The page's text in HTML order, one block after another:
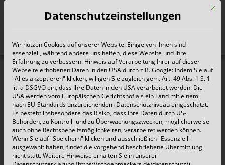
Heute für morgen sorgen
Mit
Datenschutzeinstellungen
Wir nutzen Cookies auf unserer Website. Einige von ihnen sind
essenziell, während andere uns helfen, diese Website und Ihre
Erfahrung zu verbessern. Hinweis auf Verarbeitung Ihrer auf dieser
Webseite erhobenen Daten in den USA durch z.B. Google: Indem Sie auf
"Alles akzeptieren" klicken, willigen Sie zugleich gem. Art. 49 Abs. 1 S. 1
lit. a DSGVO ein, dass Ihre Daten in den USA verarbeitet werden. Die
USA werden vom Europäischen Gerichtshof als ein Land mit einem
nach EU-Standards unzureichendem Datenschutzniveau eingeschätzt.
Es besteht insbesondere das Risiko, dass Ihre Daten durch US-
Behörden, zu Kontroll- und zu Überwachungszwecken, möglicherweise
auch ohne Rechtsbehelfsmöglichkeiten, verarbeitet werden können.
Wenn Sie auf "Speichern" klicken und ausschließlich "Essenziell"
ausgewählt haben, findet die vorgehend beschriebene Übermittlung
nicht statt. Weitere Hinweise erhalten Sie in unserer